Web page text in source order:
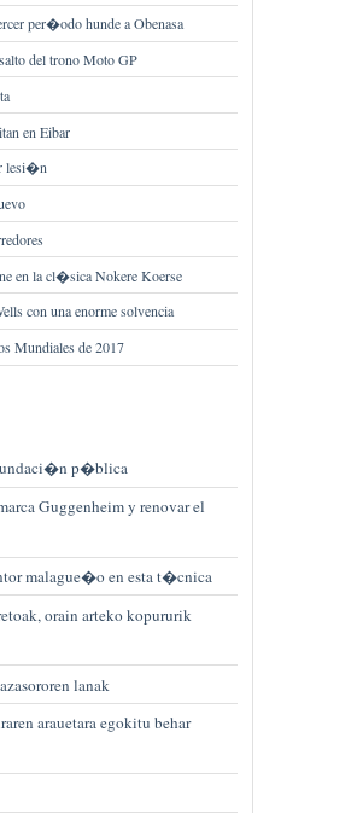
per�odo hunde a Obenasa
del trono Moto GP
en Eibar
lesi�n
en la cl�sica Nokere Koerse
con una enorme solvencia
Mundiales de 2017
fundaci�n p�blica
Guggenheim y renovar el
malague�o en esta t�cnica
orain arteko kopururik
lanak
arauetara egokitu behar